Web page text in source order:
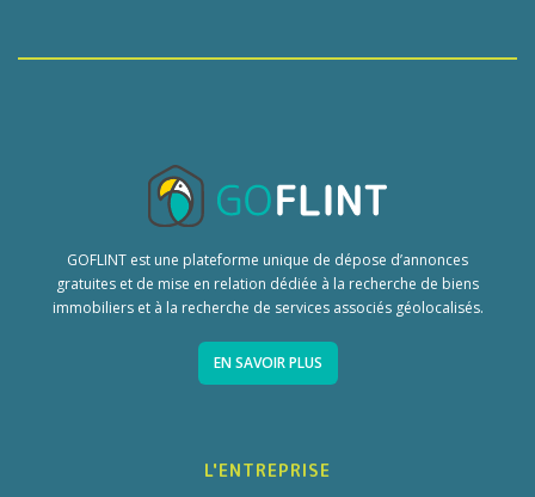
GOFLINT est une plateforme unique de dépose d’annonces
gratuites et de mise en relation dédiée à la recherche de biens
immobiliers et à la recherche de services associés géolocalisés.
EN SAVOIR PLUS
L'ENTREPRISE